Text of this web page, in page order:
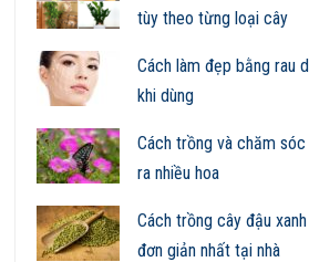
tùy theo từng loại cây
Cách làm đẹp bằng rau
khi dùng
Cách trồng và chăm
ra nhiều hoa
Cách trồng cây đậu
đơn giản nhất tại nhà